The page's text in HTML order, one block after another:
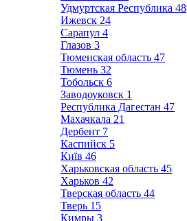
Удмуртская Республика 48
Ижевск 24
Сарапул 4
Глазов 3
Тюменская область 47
Тюмень 32
Тобольск 6
Заводоуковск 1
Республика Дагестан 47
Махачкала 21
Дербент 7
Каспийск 5
Київ 46
Харьковская область 45
Харьков 42
Тверская область 44
Тверь 15
Кимры 3